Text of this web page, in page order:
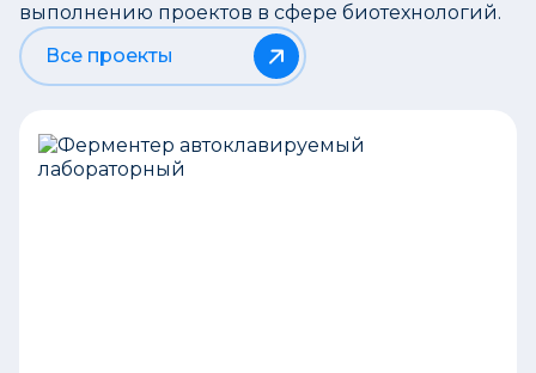
выполнению проектов в сфере биотехнологий.
Все проекты